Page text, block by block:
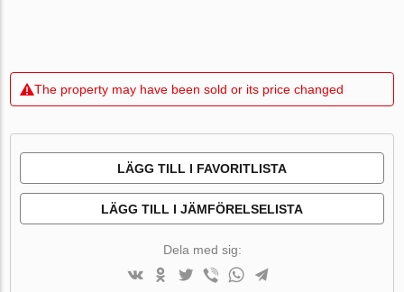
The property may have been sold or its price changed
LÄGG TILL I FAVORITLISTA
LÄGG TILL I JÄMFÖRELSELISTA
Dela med sig: